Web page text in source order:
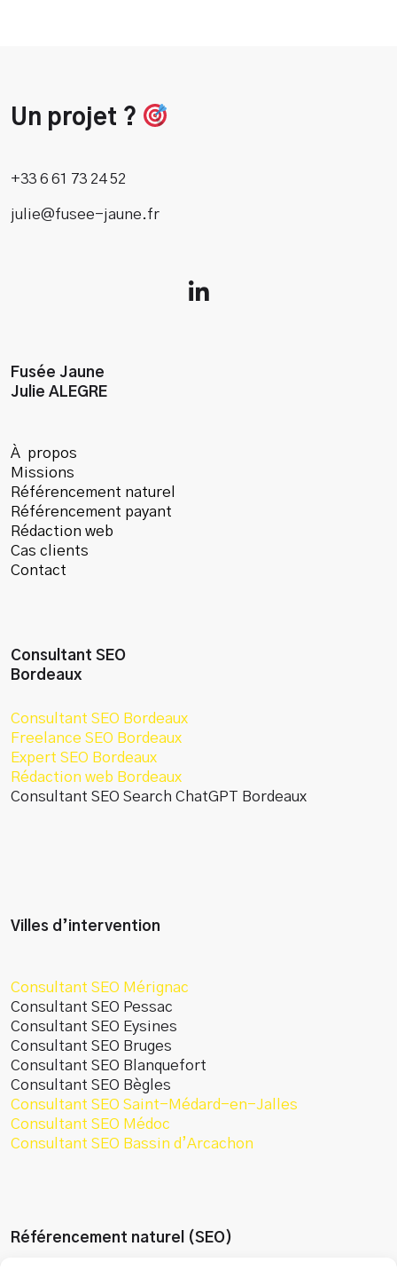
Un projet ?
+33 6 61 73 24 52
julie@fusee-jaune.fr
Fusée Jaune
Julie ALEGRE
À propos
Missions
Référencement naturel
Référencement payant
Rédaction web
Cas clients
Contact
Consultant SEO
Bordeaux
Consultant SEO Bordeaux
Freelance SEO Bordeaux
Expert SEO Bordeaux
Rédaction web Bordeaux
Consultant SEO Search ChatGPT Bordeaux
Villes d’intervention
Consultant SEO Mérignac
Consultant SEO Pessac
Consultant SEO Eysines
Consultant SEO Bruges
Consultant SEO Blanquefort
Consultant SEO Bègles
Consultant SEO Saint-Médard-en-Jalles
Consultant SEO Médoc
Consultant SEO Bassin d’Arcachon
Référencement naturel (SEO)